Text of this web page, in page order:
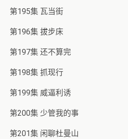
第195集 瓦当街
第196集 拔步床
第197集 还不算完
第198集 抓现行
第199集 威逼利诱
第200集 少管我的事
第201集 闲聊杜曼山